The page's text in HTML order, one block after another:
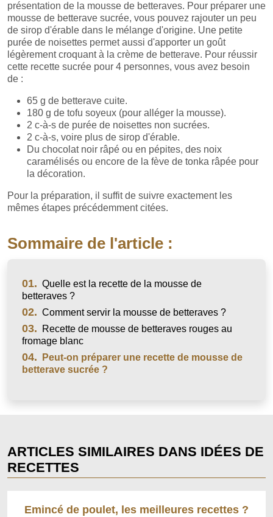
présentation de la mousse de betteraves. Pour préparer une
mousse de betterave sucrée, vous pouvez rajouter un peu
de sirop d'érable dans le mélange d'origine. Une petite
purée de noisettes permet aussi d'apporter un goût
légèrement croquant à la crème de betterave. Pour réussir
cette recette sucrée pour 4 personnes, vous avez besoin
de :
65 g de betterave cuite.
180 g de tofu soyeux (pour alléger la mousse).
2 c-à-s de purée de noisettes non sucrées.
2 c-à-s, voire plus de sirop d'érable.
Du chocolat noir râpé ou en pépites, des noix
caramélisés ou encore de la fève de tonka râpée pour
la décoration.
Pour la préparation, il suffit de suivre exactement les
mêmes étapes précédemment citées.
Sommaire de l'article :
01. Quelle est la recette de la mousse de
betteraves ?
02. Comment servir la mousse de betteraves ?
03.
Recette de mousse de betteraves rouges au
fromage blanc
04.
Peut-on préparer une recette de mousse de
betterave sucrée ?
ARTICLES SIMILAIRES DANS IDÉES DE
RECETTES
Emincé de poulet, les meilleures recettes ?